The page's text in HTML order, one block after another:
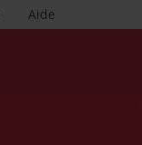
Aide